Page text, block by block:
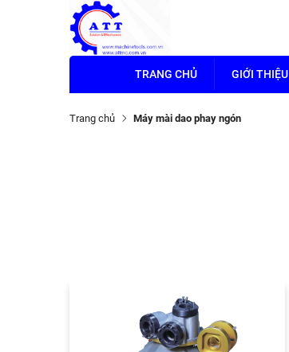
TRANG CHỦ GIỚI THIỆU
Trang chủ Máy mài dao phay ngón